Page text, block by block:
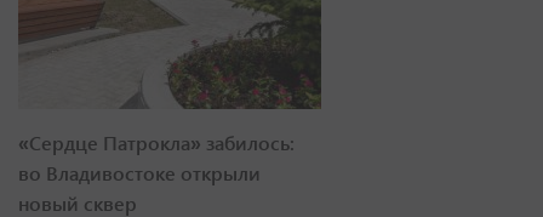
«Сердце Патрокла» забилось:
во Владивостоке открыли
новый сквер